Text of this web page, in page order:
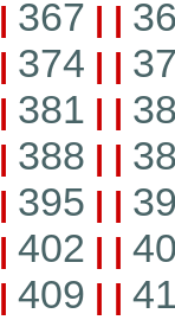
| 367 | |
| 374 | |
| 381 | |
| 388 | |
| 395 | |
| 402 | |
| 409 | |